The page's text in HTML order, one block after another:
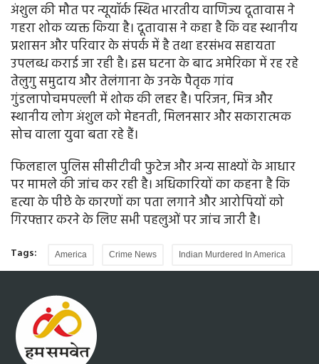
अंशुल की मौत पर न्यूयॉर्क स्थित भारतीय वाणिज्य दूतावास ने
गहरा शोक व्यक्त किया है। दूतावास ने कहा है कि वह स्थानीय
प्रशासन और परिवार के संपर्क में है तथा हरसंभव सहायता
उपलब्ध कराई जा रही है। इस घटना के बाद अमेरिका में रह रहे
तेलुगु समुदाय और तेलंगाना के उनके पैतृक गांव
गुंडलापोचमपल्ली में शोक की लहर है। परिजन, मित्र और
स्थानीय लोग अंशुल को मेहनती, मिलनसार और सकारात्मक
सोच वाला युवा बता रहे हैं।
फिलहाल पुलिस सीसीटीवी फुटेज और अन्य साक्ष्यों के आधार
पर मामले की जांच कर रही है। अधिकारियों का कहना है कि
हत्या के पीछे के कारणों का पता लगाने और आरोपियों को
गिरफ्तार करने के लिए सभी पहलुओं पर जांच जारी है।
Tags: America Crime News Indian Murdered In America